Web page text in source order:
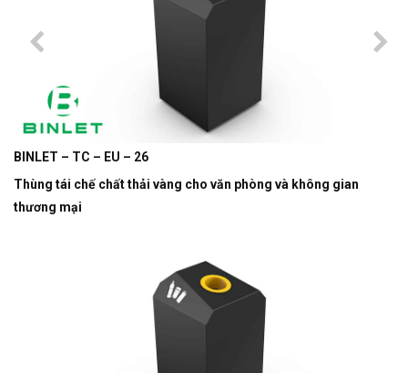
BINLET – TC – EU – 26
Thùng tái chế chất thải vàng cho văn phòng và không gian
thương mại